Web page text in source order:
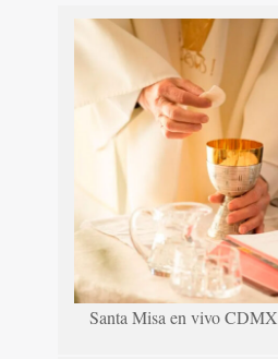
Santa Misa en vivo CDMX